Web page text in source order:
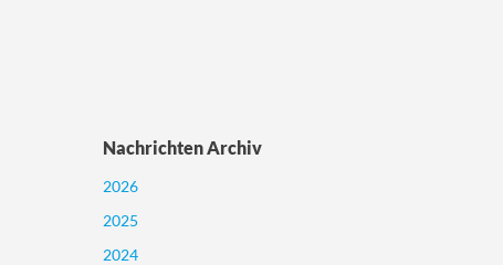
Nachrichten Archiv
2026
2025
2024